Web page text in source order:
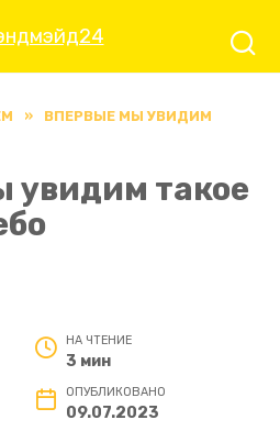
»
ВПЕРВЫЕ МЫ УВИДИМ
увидим такое
НА ЧТЕНИЕ
3 мин
ОПУБЛИКОВАНО
09.07.2023